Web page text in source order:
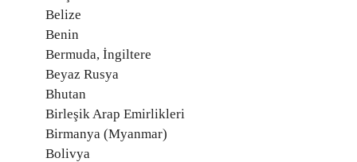
Belize
Benin
Bermuda, İngiltere
Beyaz Rusya
Bhutan
Birleşik Arap Emirlikleri
Birmanya (Myanmar)
Bolivya